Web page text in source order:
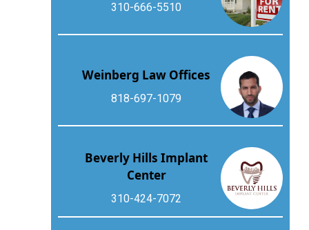
310-666-5510
Weinberg Law Offices
818-697-1079
Beverly Hills Implant
Center
310-424-7072